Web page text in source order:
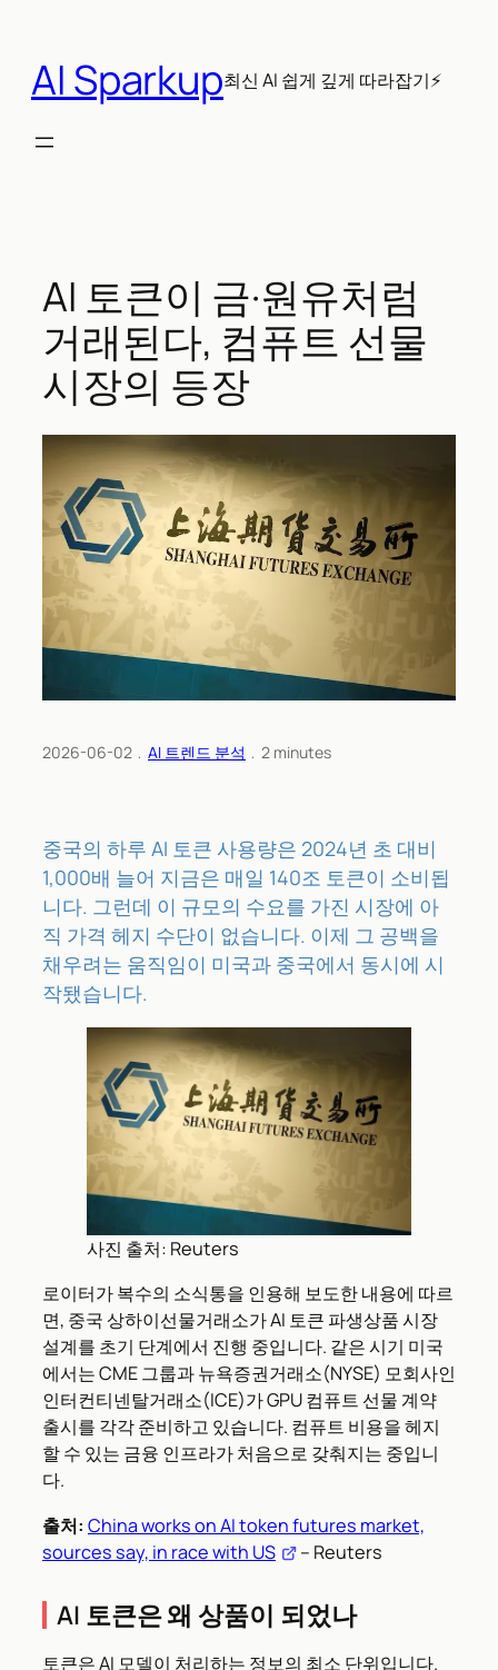
AI Sparkup최신 AI 쉽게 깊게 따라잡기⚡
AI 토큰이 금·원유처럼
거래된다, 컴퓨트 선물
시장의 등장
2026-06-02 ﹒ AI 트렌드 분석 ﹒ 2 minutes
중국의 하루 AI 토큰 사용량은 2024년 초 대비
1,000배 늘어 지금은 매일 140조 토큰이 소비됩
니다. 그런데 이 규모의 수요를 가진 시장에 아
직 가격 헤지 수단이 없습니다. 이제 그 공백을
채우려는 움직임이 미국과 중국에서 동시에 시
작됐습니다.
사진 출처: Reuters
로이터가 복수의 소식통을 인용해 보도한 내용에 따르
면, 중국 상하이선물거래소가 AI 토큰 파생상품 시장
설계를 초기 단계에서 진행 중입니다. 같은 시기 미국
에서는 CME 그룹과 뉴욕증권거래소(NYSE) 모회사인
인터컨티넨탈거래소(ICE)가 GPU 컴퓨트 선물 계약
출시를 각각 준비하고 있습니다. 컴퓨트 비용을 헤지
할 수 있는 금융 인프라가 처음으로 갖춰지는 중입니
다.
출처: China works on AI token futures market,
sources say, in race with US
– Reuters
AI 토큰은 왜 상품이 되었나
토큰은 AI 모델이 처리하는 정보의 최소 단위입니다.